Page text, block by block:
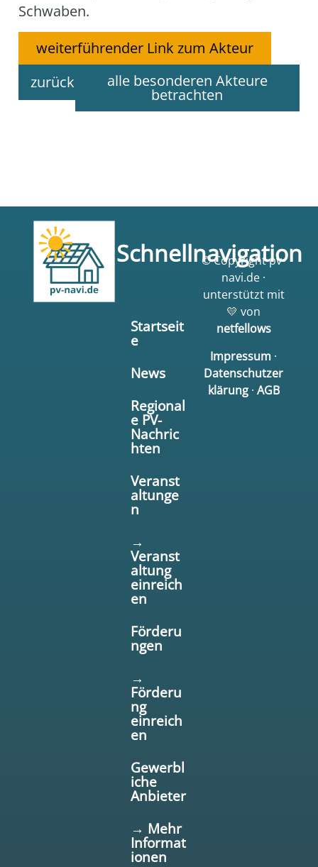
Schwa­ben.
weiterführender Link zum Akteur
zurück
alle besonderen Akteure
betrachten
Schnellnavigation
Startseit
e
News
Regional
e PV-
Nachric
hten
Veranst
altunge
n
→
Veranst
altung
einreich
en
Förderu
ngen
→
Förderu
ng
einreich
en
Gewerbl
iche
Anbieter
→ Mehr
Informat
ionen
© Copyright pv-
navi.de ·
unterstützt mit
💛 von
netfellows
Impressum ·
Datenschutzer
klärung· AGB